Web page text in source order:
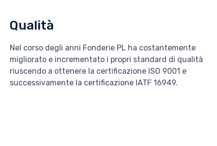
Qualità
Nel corso degli anni Fonderie PL ha costantemente
migliorato e incrementato i propri standard di qualità
riuscendo a ottenere la certificazione ISO 9001 e
successivamente la certificazione IATF 16949.